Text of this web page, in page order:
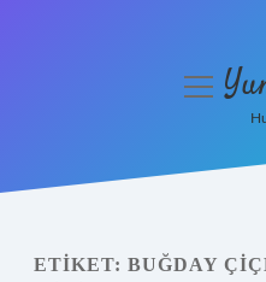
Yasal Uyarı
menüyü
ETIKET: BUĞDAY